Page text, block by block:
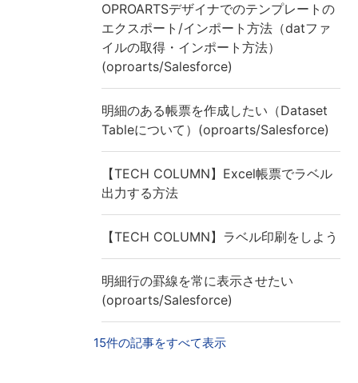
OPROARTSデザイナでのテンプレートの
エクスポート/インポート方法（datファ
イルの取得・インポート方法）
(oproarts/Salesforce)
明細のある帳票を作成したい（Dataset
Tableについて）(oproarts/Salesforce)
【TECH COLUMN】Excel帳票でラベル
出力する方法
【TECH COLUMN】ラベル印刷をしよう
明細行の罫線を常に表示させたい
(oproarts/Salesforce)
15件の記事をすべて表示